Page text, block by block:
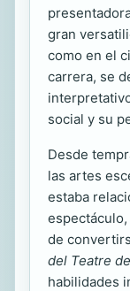
gran
como en el
carrera, se
social y su
Desde
las artes
estaba
de
del Teatre
habilidades